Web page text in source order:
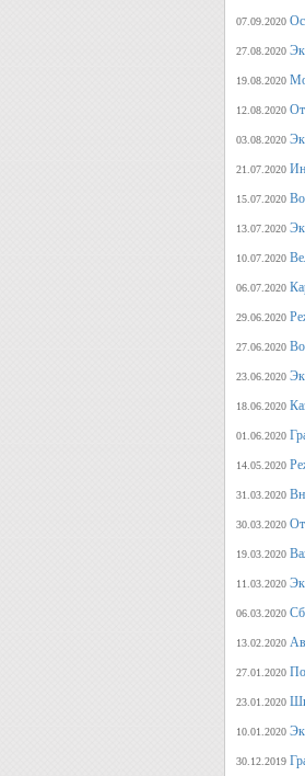
07.09.2020
27.08.2020
19.08.2020
12.08.2020
03.08.2020
21.07.2020
15.07.2020
13.07.2020
10.07.2020
06.07.2020
29.06.2020
27.06.2020
23.06.2020
18.06.2020
01.06.2020
14.05.2020
31.03.2020
30.03.2020
19.03.2020
11.03.2020
06.03.2020
13.02.2020
27.01.2020
23.01.2020
10.01.2020
30.12.2019